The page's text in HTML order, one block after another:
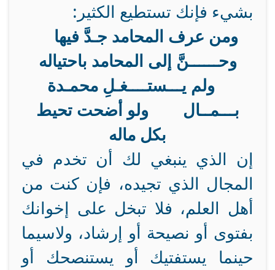
بشيء فإنك تستطيع الكثير:
ومن عرف المحامد جـدَّ فيها
وحــــــنَّ إلى المحامد باحتياله
ولم يـــستــــغـلِ محمـدة
بـــمــال ولو أضحت تحيط
بكل ماله
إن الذي ينبغي لك أن تخدم في
المجال الذي تجيده، فإن كنت من
أهل العلم، فلا تبخل على إخوانك
بفتوى أو نصيحة أو إرشاد، ولاسيما
حينما يستفتيك أو يستنصحك أو